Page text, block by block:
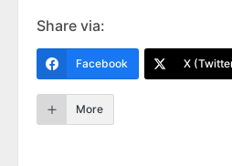
Share via:
Facebook X
More